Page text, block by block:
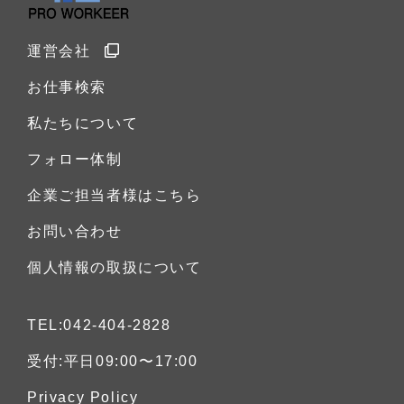
運営会社
お仕事検索
私たちについて
フォロー体制
企業ご担当者様はこちら
お問い合わせ
個人情報の取扱について
TEL:042-404-2828
受付:平日09:00〜17:00
Privacy Policy